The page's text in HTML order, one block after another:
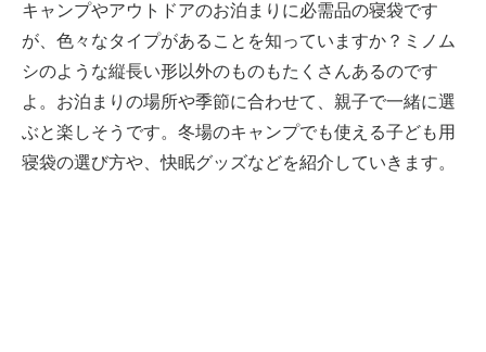
キャンプやアウトドアのお泊まりに必需品の寝袋です
が、色々なタイプがあることを知っていますか？ミノム
シのような縦長い形以外のものもたくさんあるのです
よ。お泊まりの場所や季節に合わせて、親子で一緒に選
ぶと楽しそうです。冬場のキャンプでも使える子ども用
寝袋の選び方や、快眠グッズなどを紹介していきます。